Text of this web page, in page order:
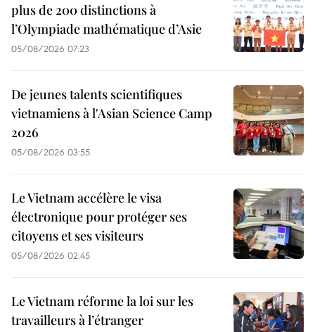
plus de 200 distinctions à
l’Olympiade mathématique d’Asie
05/08/2026 07:23
De jeunes talents scientifiques
vietnamiens à l'Asian Science Camp
2026
05/08/2026 03:55
Le Vietnam accélère le visa
électronique pour protéger ses
citoyens et ses visiteurs
05/08/2026 02:45
Le Vietnam réforme la loi sur les
travailleurs à l’étranger